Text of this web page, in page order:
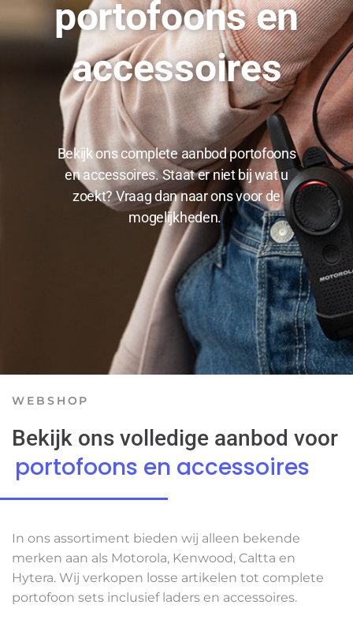
portofoons en
accessoires
Bekijk ons complete aanbod portofoons
en accessoires. Staat er niet bij wat u
zoekt? Vraag dan naar ons voor de
mogelijkheden.
WEBSHOP
Bekijk ons volledige aanbod voor
portofoons en accessoires
In ons assortiment bieden wij alleen bekende
merken aan als Motorola, Kenwood, Caltta en
Hytera. Wij verkopen losse artikelen tot complete
portofoon sets inclusief laders en accessoires.